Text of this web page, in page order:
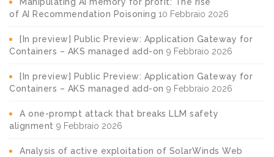
of AI Recommendation Poisoning 10 Febbraio 2026
[In preview] Public Preview: Application Gateway for
Containers – AKS managed add-on 9 Febbraio 2026
[In preview] Public Preview: Application Gateway for
Containers – AKS managed add-on 9 Febbraio 2026
A one-prompt attack that breaks LLM safety
alignment 9 Febbraio 2026
Analysis of active exploitation of SolarWinds Web